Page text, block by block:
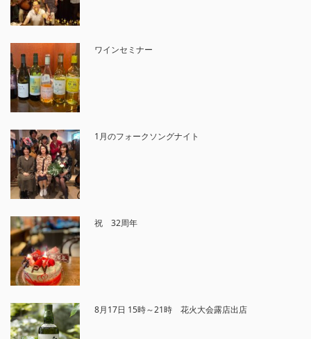
ワインセミナー
1月のフォークソングナイト
祝 32周年
8月17日 15時～21時 花火大会露店出店